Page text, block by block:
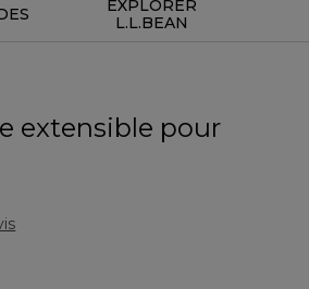
EXPLORER
L.L.BEAN
extensible pour